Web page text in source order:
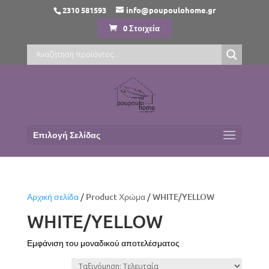
2310 581593
info@poupoulohome.gr
0 Στοιχεία
Επιλογή Σελίδας
Αρχική σελίδα/ Product Χρώμα / WHITE/YELLOW
WHITE/YELLOW
Εμφάνιση του μοναδικού αποτελέσματος